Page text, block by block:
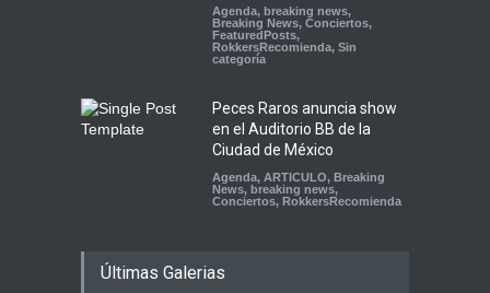
Agenda, breaking news,
Breaking News, Conciertos,
FeaturedPosts,
RokkersRecomienda, Sin
categoría
Peces Raros anuncia show
en el Auditorio BB de la
Ciudad de México
Agenda, ARTICULO, Breaking
News, breaking news,
Conciertos, RokkersRecomienda
Últimas Galerias